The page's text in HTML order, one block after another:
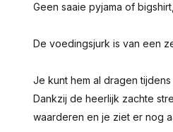
Geen saaie pyjama of
De voedingsjurk is van een
Je kunt hem al dragen
Dankzij de heerlijk zachte
waarderen en je ziet er nog